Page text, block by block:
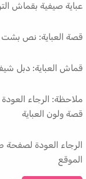
عباية صيفية بقماش
قصة العباية: نص بشت
قماش العباية: دبل
ملاحظة: الرجاء
قصة ولون العباية
الرجاء العودة
الموقع